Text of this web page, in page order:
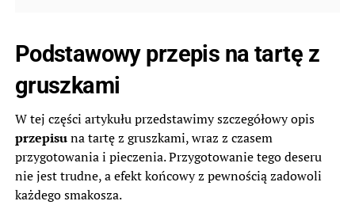
Podstawowy przepis na tartę z
gruszkami
W tej części artykułu przedstawimy szczegółowy opis
przepisuna tartę z gruszkami, wraz z czasem
przygotowania i pieczenia. Przygotowanie tego deseru
nie jest trudne, a efekt końcowy z pewnością zadowoli
każdego smakosza.